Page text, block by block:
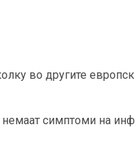
во другите
немаат симптоми на